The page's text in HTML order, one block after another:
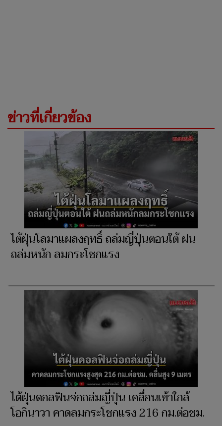
ข่าวที่เกี่ยวข้อง
ไต้ฝุ่นโลมาแผลงฤทธิ์ ถล่มญี่ปุ่นตอนใต้ ฝน
ถล่มหนัก ลมกระโชกแรง
ไต้ฝุ่นดอลฟินจ่อถล่มญี่ปุ่น เคลื่อนเข้าใกล้
โอกินาวา คาดลมกระโชกแรง 216 กม.ต่อชม.